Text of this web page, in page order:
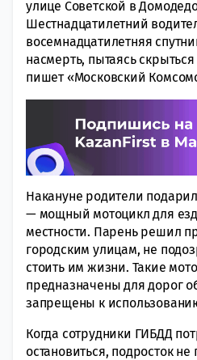
улице Советской в
Шестнадцатилетний
восемнадцатилетняя
насмерть, пытаясь
пишет «Московский
Накануне родители
— мощный мотоцикл для
местности. Парень решил
городским улицам, не
стоить им жизни. Такие
предназначены для дорог
запрещены к
Когда сотрудники ГИБДД
остановиться, подросток